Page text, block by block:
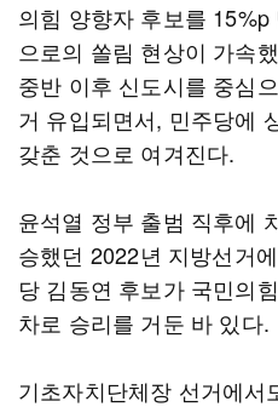
의힘 양향자 후보를
으로의 쏠림 현상이 가속
중반 이후 신도시를 중심
거 유입되면서, 민주당에
갖춘 것으로 여겨진다.
윤석열 정부 출범 직후에
승했던 2022년 지방선거
당 김동연 후보가 국민의
차로 승리를 거둔 바 있다.
기초자치단체장 선거에서